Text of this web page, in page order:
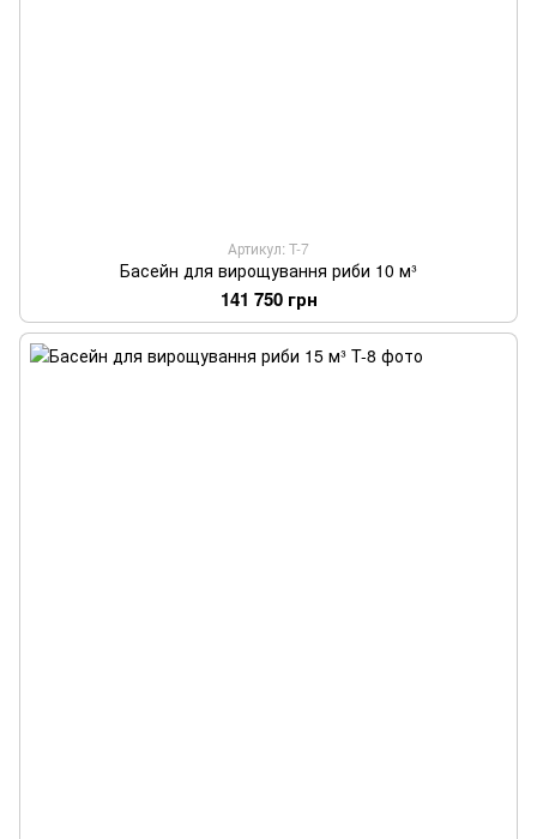
Артикул: T-7
Басейн для вирощування риби 10 м³
141 750 грн